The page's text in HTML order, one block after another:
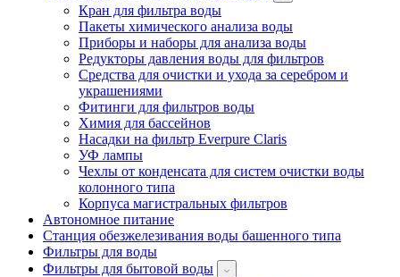
Кран для фильтра воды
Пакеты химического анализа воды
Приборы и наборы для анализа воды
Редукторы давления воды для фильтров
Средства для очистки и ухода за серебром и
украшениями
Фитинги для фильтров воды
Химия для бассейнов
Насадки на фильтр Everpure Claris
УФ лампы
Чехлы от конденсата для систем очистки воды
колонного типа
Корпуса магистральных фильтров
Автономное питание
Станция обезжелезивания воды башенного типа
Фильтры для воды
Фильтры для бытовой воды